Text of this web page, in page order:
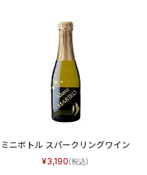
ミニボトル スパークリングワイン
3,190